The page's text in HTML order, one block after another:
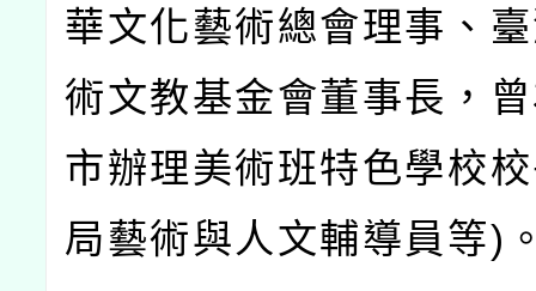
華文化藝術總會理事、
術文教基金會董事長，
市辦理美術班特色學校
局藝術與人文輔導員等)